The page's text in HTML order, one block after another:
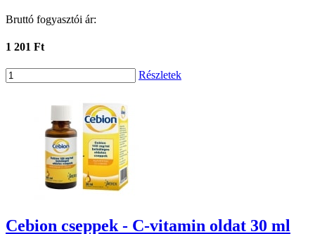
Bruttó fogyasztói ár:
1 201 Ft
Részletek
Cebion cseppek - C-vitamin oldat 30 ml